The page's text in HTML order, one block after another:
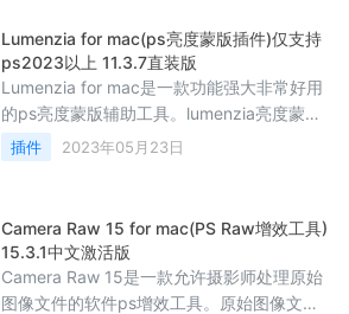
Noiseware 插件可以帮助用户快速降低图像
中的噪点，提高图像的清晰度和细节。
PortrAI
Lumenzia for mac(ps亮度蒙版插件)仅支持
ps2023以上 11.3.7直装版
Lumenzia for mac是一款功能强大非常好用
的ps亮度蒙版辅助工具。lumenzia亮度蒙版
工具在Photoshop中最有力的方法是创建一
个专业的效果。同时提供了新的工具和完整
光度掩蔽比以往更容易和更强大，让用户能
够取得惊人的成果。喜欢这款插件吗？可以
来本站下载哦！Lumenzia for mac安装教程
Lumenzia破解版安装教程注意：
插件 2023年05月23日
Camera Raw 15 for mac(PS Raw增效工具)
15.3.1中文激活版
Camera Raw 15是一款允许摄影师处理原始
图像文件的软件ps增效工具。原始图像文件